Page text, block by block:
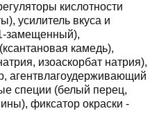
кислотности
усилитель вкуса и
замещенный),
камедь),
изоаскорбат натрия),
агентвлагоудерживающий
специи (белый перец,
фиксатор окраски -